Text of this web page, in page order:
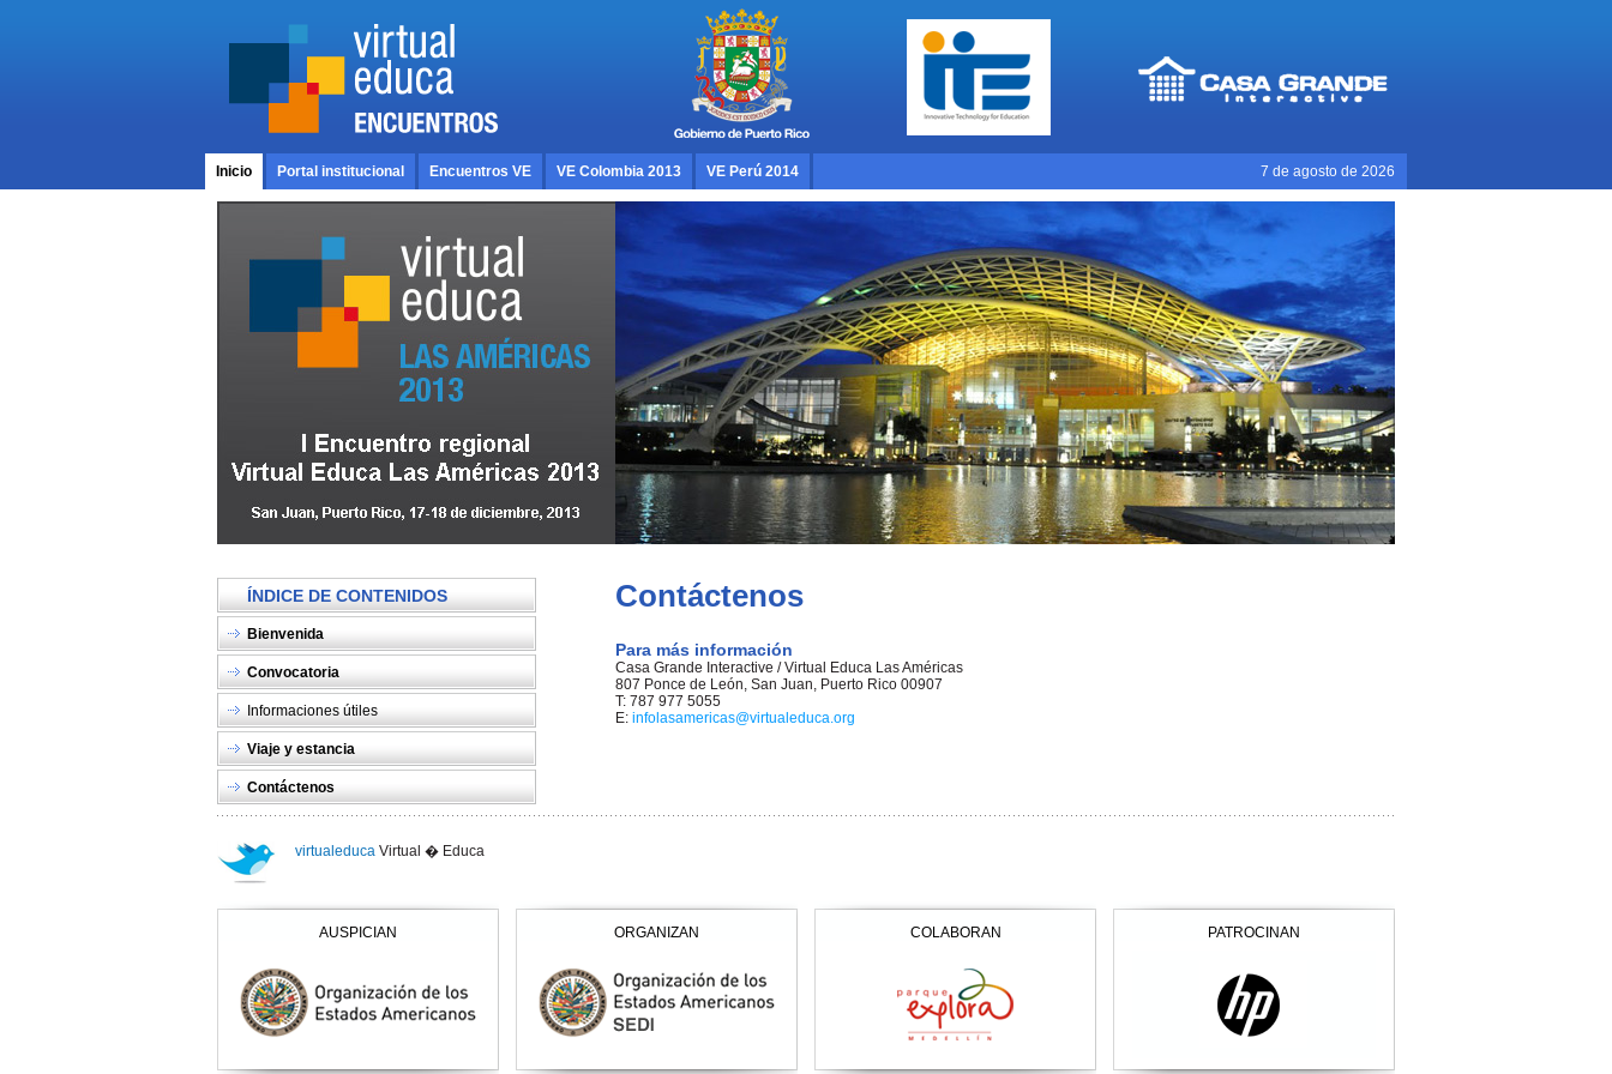
Inicio Portal institucional Encuentros VE VE Colombia 2013 VE Perú 2014 7 de agosto de 2026
ÍNDICE DE CONTENIDOS
Bienvenida
Convocatoria
Informaciones útiles
Viaje y estancia
Contáctenos
Contáctenos
Para más información
Casa Grande Interactive / Virtual Educa Las Américas
807 Ponce de León, San Juan, Puerto Rico 00907
T: 787 977 5055
E: infolasamericas@virtualeduca.org
virtualeduca Virtual � Educa
AUSPICIAN ORGANIZAN COLABORAN PATROCINAN